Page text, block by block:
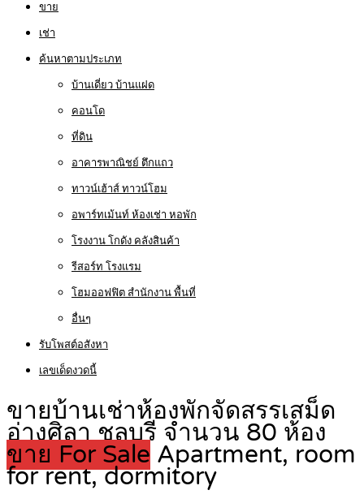
ขาย
เช่า
ค้นหาตามประเภท
บ้านเดี่ยว บ้านแฝด
คอนโด
ที่ดิน
อาคารพาณิชย์ ตึกแถว
ทาวน์เฮ้าส์ ทาวน์โฮม
อพาร์ทเม้นท์ ห้องเช่า หอพัก
โรงงาน โกดัง คลังสินค้า
รีสอร์ท โรงแรม
โฮมออฟฟิต สำนักงาน พื้นที่
อื่นๆ
รับโพสต์อสังหา
เลขเด็ดงวดนี้
ขายบ้านเช่าห้องพักจัดสรรเสม็ด
อ่างศิลา ชลบุรี จำนวน 80 ห้อง
ขาย For Sale Apartment, room
for rent, dormitory